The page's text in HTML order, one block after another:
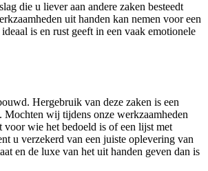
die u liever aan andere zaken besteedt
uit handen kan nemen voor een
is en rust geeft in een vaak emotionele
Hergebruik van deze zaken is een
Mochten wij tijdens onze werkzaamheden
wie het bedoeld is of een lijst met
u verzekerd van een juiste oplevering van
en de luxe van het uit handen geven dan is